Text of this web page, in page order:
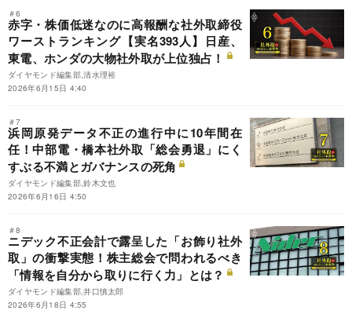
＃6
赤字・株価低迷なのに高報酬な社外取締役
ワーストランキング【実名393人】日産、
東電、ホンダの大物社外取が上位独占！
ダイヤモンド編集部,清水理裕
2026年6月15日 4:40
＃7
浜岡原発データ不正の進行中に10年間在
任！中部電・橋本社外取「総会勇退」にく
すぶる不満とガバナンスの死角
ダイヤモンド編集部,鈴木文也
2026年6月16日 4:50
＃8
ニデック不正会計で露呈した「お飾り社外
取」の衝撃実態！株主総会で問われるべき
「情報を自分から取りに行く力」とは？
ダイヤモンド編集部,井口慎太郎
2026年6月18日 4:55